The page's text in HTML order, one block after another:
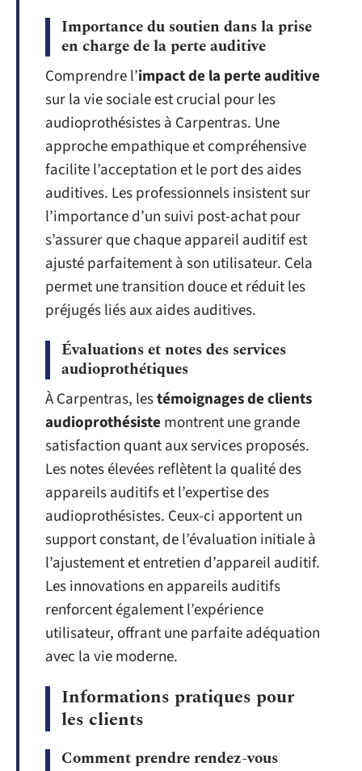
Importance du soutien dans la prise
en charge de la perte auditive
Comprendre l’impact de la perte auditive
sur la vie sociale est crucial pour les
audioprothésistes à Carpentras. Une
approche empathique et compréhensive
facilite l’acceptation et le port des aides
auditives. Les professionnels insistent sur
l’importance d’un suivi post-achat pour
s’assurer que chaque appareil auditif est
ajusté parfaitement à son utilisateur. Cela
permet une transition douce et réduit les
préjugés liés aux aides auditives.
Évaluations et notes des services
audioprothétiques
À Carpentras, lestémoignages de clients
audioprothésiste montrent une grande
satisfaction quant aux services proposés.
Les notes élevées reflètent la qualité des
appareils auditifs et l’expertise des
audioprothésistes. Ceux-ci apportent un
support constant, de l’évaluation initiale à
l’ajustement et entretien d’appareil auditif.
Les innovations en appareils auditifs
renforcent également l’expérience
utilisateur, offrant une parfaite adéquation
avec la vie moderne.
Informations pratiques pour
les clients
Comment prendre rendez-vous